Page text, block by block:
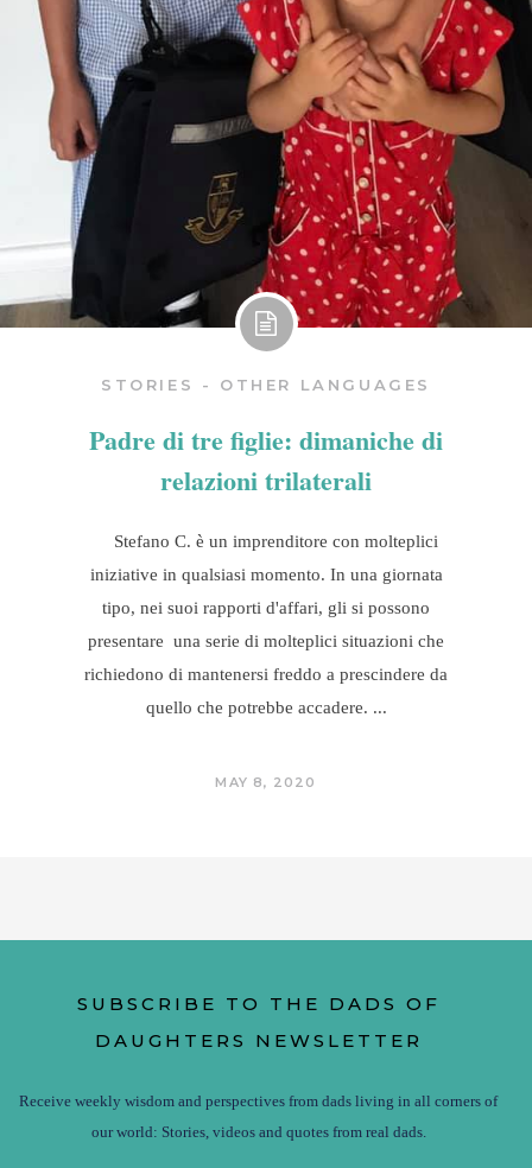
STORIES - OTHER LANGUAGES
Padre di tre figlie: dimaniche di
relazioni trilaterali
Stefano C. è un imprenditore con molteplici
iniziative in qualsiasi momento. In una giornata
tipo, nei suoi rapporti d'affari, gli si possono
presentare una serie di molteplici situazioni che
richiedono di mantenersi freddo a prescindere da
quello che potrebbe accadere.
MAY 8, 2020
SUBSCRIBE TO THE DADS OF
DAUGHTERS NEWSLETTER
Receive weekly wisdom and perspectives from dads living in all corners of
our world: Stories, videos and quotes from real dads.